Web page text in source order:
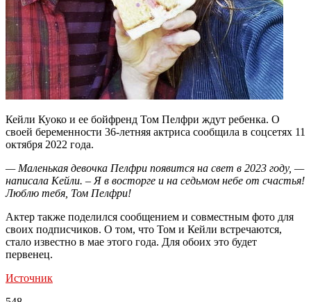
Кейли Куоко и ее бойфренд Том Пелфри ждут ребенка. О
своей беременности 36-летняя актриса сообщила в соцсетях 11
октября 2022 года.
— Маленькая девочка Пелфри появится на свет в 2023 году, —
написала Кейли. – Я в восторге и на седьмом небе от счастья!
Люблю тебя, Том Пелфри!
Актер также поделился сообщением и совместным фото для
своих подписчиков. О том, что Том и Кейли встречаются,
стало известно в мае этого года. Для обоих это будет
первенец.
Источник